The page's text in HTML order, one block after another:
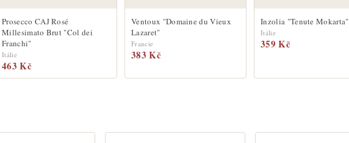
Prosecco CAJ Rosé
Millesimato Brut "Col dei
Franchi"
Itálie
463 Kč
Ventoux "Domaine du Vieux
Lazaret"
Francie
383 Kč
Inzolia "Tenute Mokarta"
Itálie
359 Kč